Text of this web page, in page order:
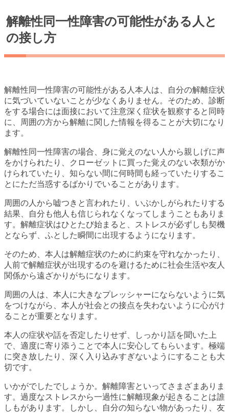
解離性同一性障害の可能性がある人と
の接し方
解離性同一性障害の可能性がある人本人は、自分の解離症状
に気づいていないことが少なくありません。そのため、診断
をする場合には面接において注意深く症状を観察すると同時
に、周囲の方から解離に関した情報を得ることが大切になり
ます。
解離性同一性障害の場合、身に覚えのない人から親しげに声
をかけられたり、クローゼットに買った覚えのない衣類がか
けられていたり、知らない間に何時間も経っていたりするこ
とにただ当惑するばかりでいることがあります。
周囲の人から嘘つきと言われたり、いぶかしがられたりする
結果、自分も他人も信じられなくなってしまうこともありま
す。解離症状はひとたび始まると、ストレスが必ずしも契機
とならず、ふとした瞬間に出現するようになります。
そのため、本人は解離症状のために約束を守れなかったり、
人前で解離症状が出現するのを避けるために社会生活や友人
関係から遠ざかりがちになります。
周囲の人は、本人に大きなプレッシャーにならないように気
をつけながら、本人が社会との接点を失わないように心がけ
ることが重要となります。
本人の症状や話を否定したりせず、しっかり話を聞いた上
で、適度に寄り添うことで本人に安心してもらいます。極端
に突き放したり、深く入り込みすぎないようにすることも大
切です。
いかがでしたでしょうか。解離障害といってさまざまありま
す。過度なストレスから一過性に解離現象が起きることは誰
しもがあります。しかし、自分の知らない物があったり、友